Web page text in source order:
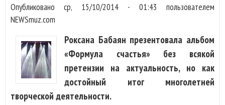
Опубликованоср, 15/10/2014 - 01:43 пользователем
NEWSmuz.com
Роксана Бабаян презентовала альбом
«Формула счастья» без всякой
претензии на актуальность, но как
достойный итог многолетней
творческой деятельности.